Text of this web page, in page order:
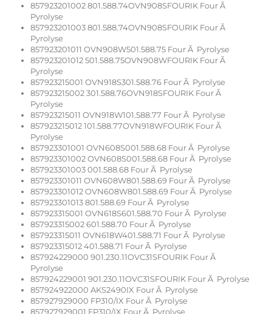
857923201002 801.588.74OVN908SFOURIK Four Ã
Pyrolyse
857923201003 801.588.74OVN908SFOURIK Four Ã
Pyrolyse
857923201011 OVN908W501.588.75 Four Ã Pyrolyse
857923201012 501.588.75OVN908WFOURIK Four Ã
Pyrolyse
857923215001 OVN918S301.588.76 Four Ã Pyrolyse
857923215002 301.588.76OVN918SFOURIK Four Ã
Pyrolyse
857923215011 OVN918W101.588.77 Four Ã Pyrolyse
857923215012 101.588.77OVN918WFOURIK Four Ã
Pyrolyse
857923301001 OVN608S001.588.68 Four Ã Pyrolyse
857923301002 OVN608S001.588.68 Four Ã Pyrolyse
857923301003 001.588.68 Four Ã Pyrolyse
857923301011 OVN608W801.588.69 Four Ã Pyrolyse
857923301012 OVN608W801.588.69 Four Ã Pyrolyse
857923301013 801.588.69 Four Ã Pyrolyse
857923315001 OVN618S601.588.70 Four Ã Pyrolyse
857923315002 601.588.70 Four Ã Pyrolyse
857923315011 OVN618W401.588.71 Four Ã Pyrolyse
857923315012 401.588.71 Four Ã Pyrolyse
857924229000 901.230.11OVC31SFOURIK Four Ã
Pyrolyse
857924229001 901.230.11OVC31SFOURIK Four Ã Pyrolyse
857924922000 AKS2490IX Four Ã Pyrolyse
857927929000 FP310/IX Four Ã Pyrolyse
857927929001 FP310/IX Four Ã Pyrolyse